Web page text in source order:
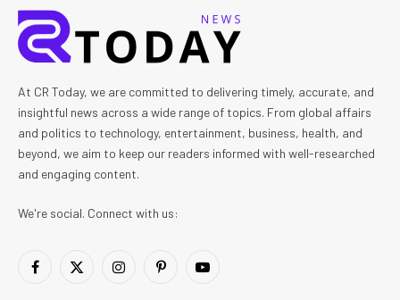
At CR Today, we are committed to delivering timely, accurate, and
insightful news across a wide range of topics. From global affairs
and politics to technology, entertainment, business, health, and
beyond, we aim to keep our readers informed with well-researched
and engaging content.
We're social. Connect with us:
Facebook
X
InstagramPinterestYouTube